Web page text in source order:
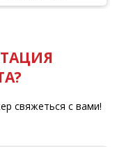
свяжеться с вами!